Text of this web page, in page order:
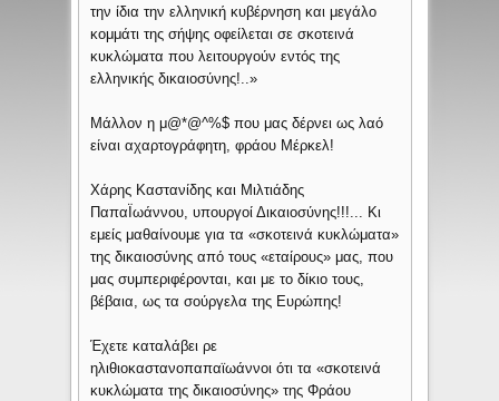
την ίδια την ελληνική κυβέρνηση και μεγάλο
κομμάτι της σήψης οφείλεται σε σκοτεινά
κυκλώματα που λειτουργούν εντός της
ελληνικής δικαιοσύνης!..»
Μάλλον η μ@*@^%$ που μας δέρνει ως λαό
είναι αχαρτογράφητη, φράου Μέρκελ!
Χάρης Καστανίδης και Μιλτιάδης
ΠαπαΪωάννου, υπουργοί Δικαιοσύνης!!!... Κι
εμείς μαθαίνουμε για τα «σκοτεινά κυκλώματα»
της δικαιοσύνης από τους «εταίρους» μας, που
μας συμπεριφέρονται, και με το δίκιο τους,
βέβαια, ως τα σούργελα της Ευρώπης!
Έχετε καταλάβει ρε
ηλιθιοκαστανοπαπαϊωάννοι ότι τα «σκοτεινά
κυκλώματα της δικαιοσύνης» της Φράου